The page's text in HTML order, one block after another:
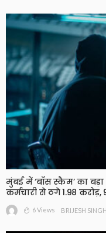
मुंबई में ‘बॉस स्कैम’ का
कर्मचारी से ठगे 1.98
6 Views BRIJESH SINGH